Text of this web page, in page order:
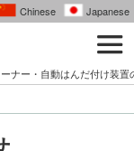
Chinese Japanese
ナー・自動はんだ付け装置